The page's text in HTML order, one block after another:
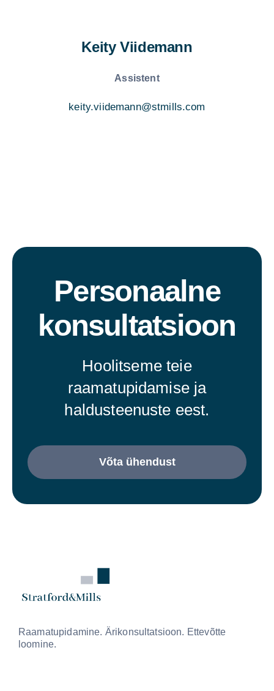
Keity Viidemann
Assistent
keity.viidemann@stmills.com
Personaalne
konsultatsioon
Hoolitseme teie
raamatupidamise ja
haldusteenuste eest.
Võta ühendust
Raamatupidamine. Ärikonsultatsioon. Ettevõtte
loomine.